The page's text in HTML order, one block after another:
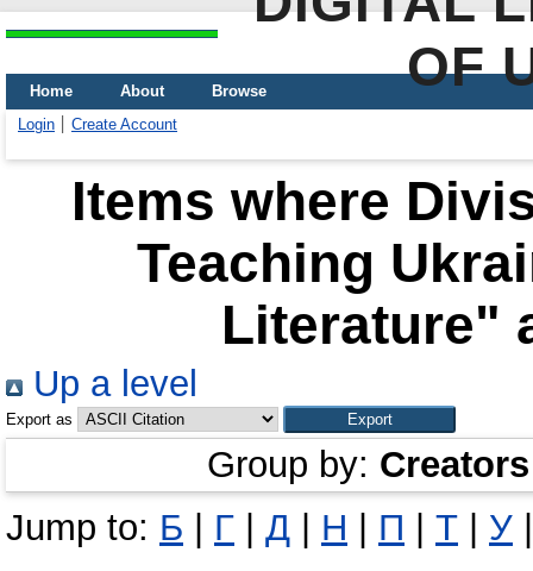
OF
Home About
Browse
Login
Create Account
Items where
Teaching
Literature"
Up a level
Export as
Group by: Creators
Jump to: Б Г Д Н П Т У